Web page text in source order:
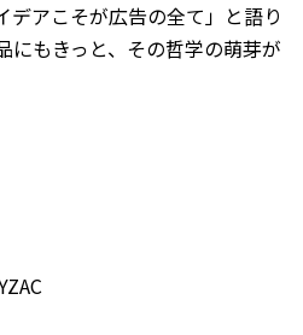
デアこそが広告の全て」と語り
にもきっと、その哲学の萌芽が